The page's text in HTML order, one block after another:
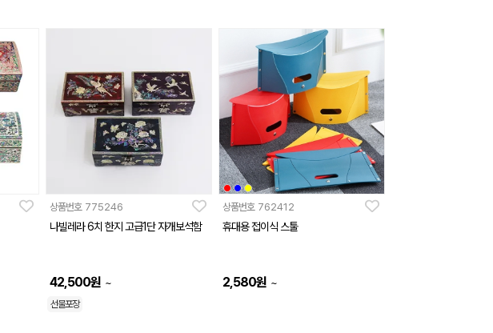
상품번호 775246
나빌레라 6치 한지 고급1단 자개보석함
42,500원 ~
선물포장
상품번호 762412
휴대용 접이식 스툴
2,580원 ~